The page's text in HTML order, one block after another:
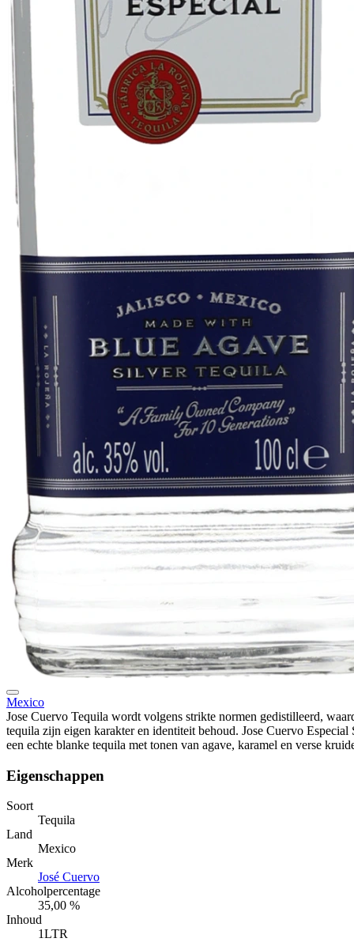
Mexico
Jose Cuervo Tequila wordt volgens strikte normen gedistilleerd,
tequila zijn eigen karakter en identiteit behoud. Jose Cuervo Especial
een echte blanke tequila met tonen van agave, karamel en verse
Eigenschappen
Soort
Tequila
Land
Mexico
Merk
José Cuervo
Alcoholpercentage
35,00 %
Inhoud
1LTR